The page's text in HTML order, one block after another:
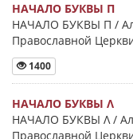
НАЧАЛО БУКВЫ Π
НАЧАЛО БУКВЫ Π /
Православной
1400
НАЧАЛО БУКВЫ Λ
НАЧАЛО БУКВЫ Λ /
Православной